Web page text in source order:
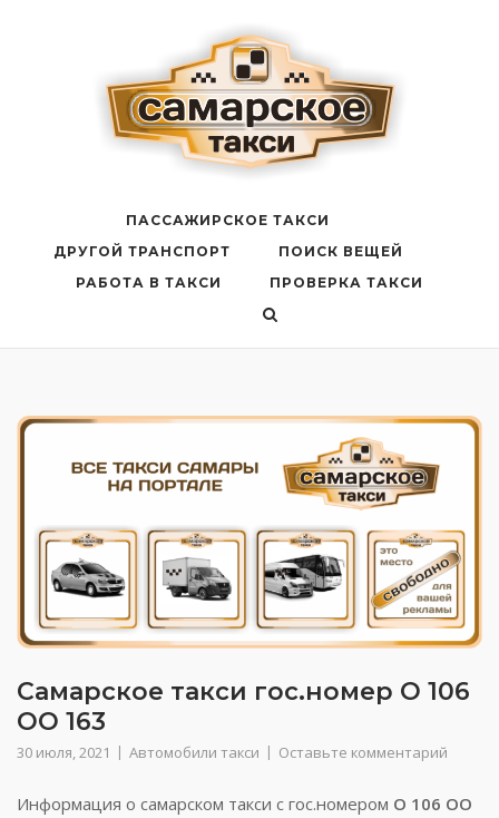
ПАССАЖИРСКОЕ ТАКСИ
ДРУГОЙ ТРАНСПОРТ
ПОИСК ВЕЩЕЙ
РАБОТА В ТАКСИ
ПРОВЕРКА ТАКСИ
Самарское такси гос.номер О 106
ОО 163
30 июля, 2021 Автомобили такси Оставьте комментарий
Информация о самарском такси с гос.номером О 106 ОО